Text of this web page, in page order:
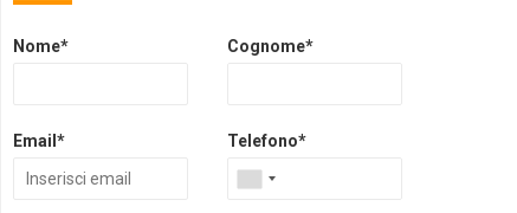
Nome* Cognome*
Email* Telefono*